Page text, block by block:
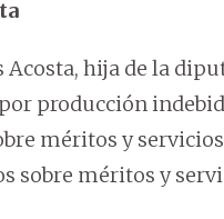
Acosta, hija de la
producción
méritos y
sobre méritos y